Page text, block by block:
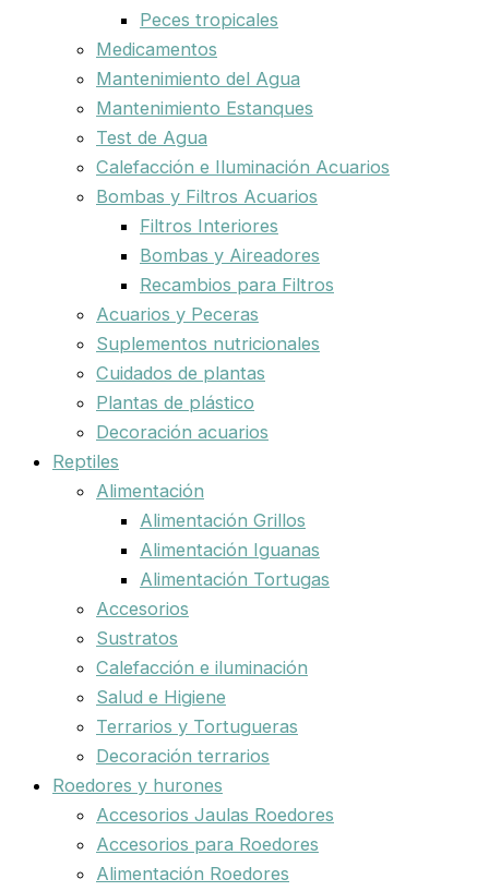
Peces tropicales
Medicamentos
Mantenimiento del Agua
Mantenimiento Estanques
Test de Agua
Calefacción e Iluminación Acuarios
Bombas y Filtros Acuarios
Filtros Interiores
Bombas y Aireadores
Recambios para Filtros
Acuarios y Peceras
Suplementos nutricionales
Cuidados de plantas
Plantas de plástico
Decoración acuarios
Reptiles
Alimentación
Alimentación Grillos
Alimentación Iguanas
Alimentación Tortugas
Accesorios
Sustratos
Calefacción e iluminación
Salud e Higiene
Terrarios y Tortugueras
Decoración terrarios
Roedores y hurones
Accesorios Jaulas Roedores
Accesorios para Roedores
Alimentación Roedores